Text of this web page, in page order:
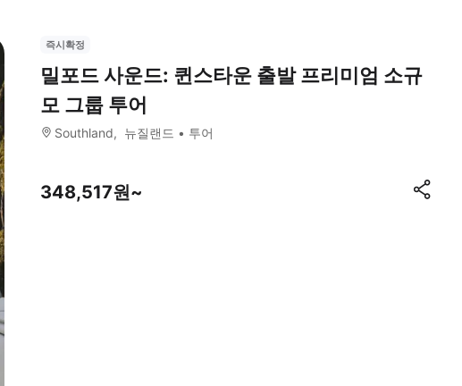
즉시확정
밀포드 사운드: 퀸스타운 출발 프리미엄 소규
모 그룹 투어
Southland 뉴질랜드 투어
348,517원~